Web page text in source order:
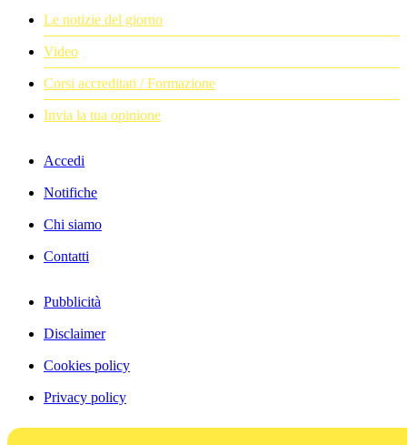
Le notizie del giorno
Video
Corsi accreditati / Formazione
Invia la tua opinione
Accedi
Notifiche
Chi siamo
Contatti
Pubblicità
Disclaimer
Cookies policy
Privacy policy